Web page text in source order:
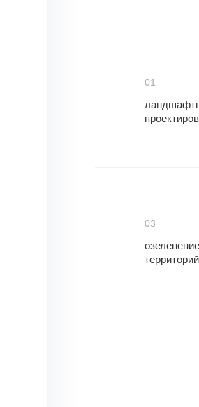
01
03
озеленение
территорий